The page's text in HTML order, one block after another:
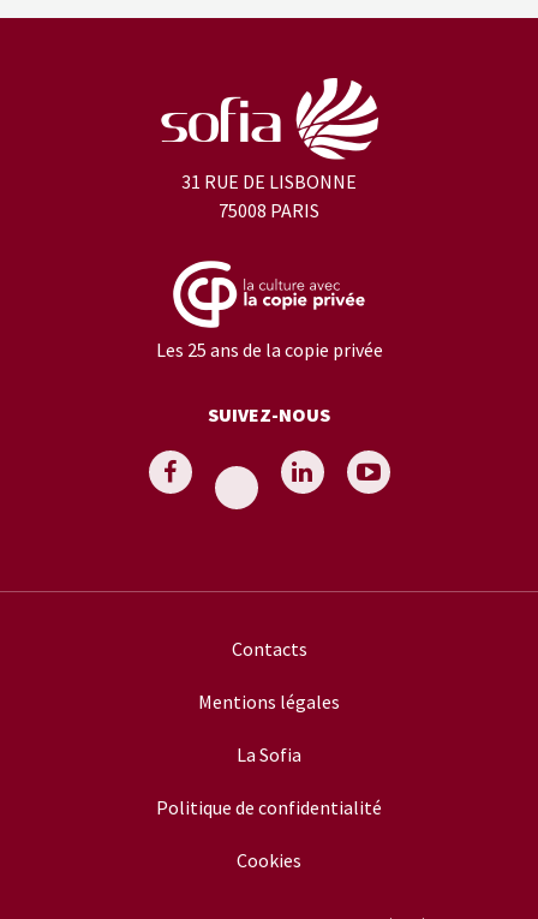
31 RUE DE LISBONNE
75008 PARIS
Les 25 ans de la copie privée
SUIVEZ-NOUS
Contacts
Mentions légales
La Sofia
Politique de confidentialité
Cookies